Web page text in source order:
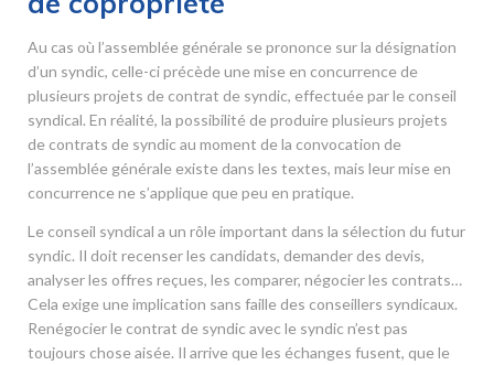
Au cas où l’assemblée générale se prononce sur la désignation
d’un syndic, celle-ci précède une mise en concurrence de
plusieurs projets de contrat de syndic, effectuée par le conseil
syndical. En réalité, la possibilité de produire plusieurs projets
de contrats de syndic au moment de la convocation de
l’assemblée générale existe dans les textes, mais leur mise en
concurrence ne s’applique que peu en pratique.
Le conseil syndical a un rôle important dans la sélection du futur
syndic. Il doit recenser les candidats, demander des devis,
analyser les offres reçues, les comparer, négocier les contrats…
Cela exige une implication sans faille des conseillers syndicaux.
Renégocier le contrat de syndic avec le syndic n’est pas
toujours chose aisée. Il arrive que les échanges fusent, que le